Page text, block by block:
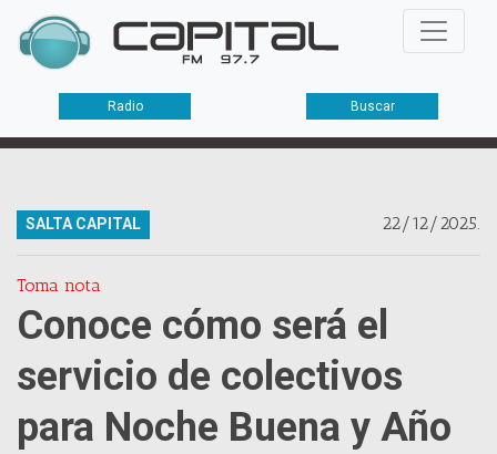
Radio Buscar
22/12/2025.
SALTA CAPITAL
Toma nota
Conoce cómo será el
servicio de colectivos
para Noche Buena y Año